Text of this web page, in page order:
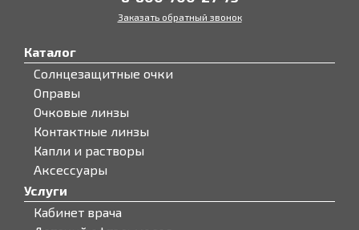
Заказать обратный звонок
Каталог
Солнцезащитные очки
Оправы
Очковые линзы
Контактные линзы
Капли и растворы
Аксессуары
Услуги
Кабинет врача